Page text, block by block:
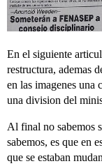
En el siguiente
restructura, ademas
en las imagenes una
una division del
Al final no sabemos
sabemos, es que en
que se estaban